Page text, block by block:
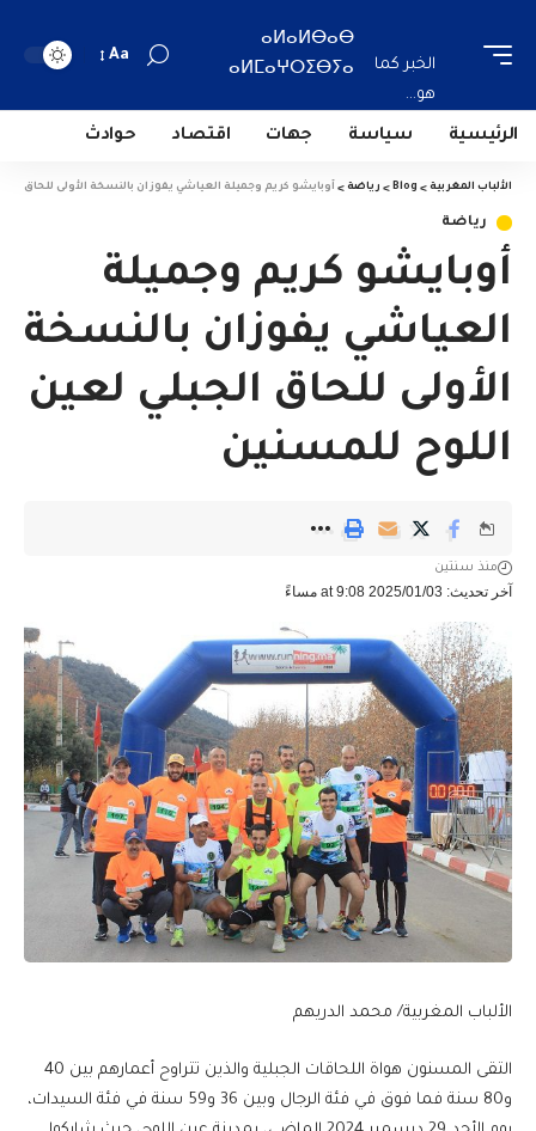
الخبر كما
هو...
ⴰⵍⴰⵍⴱⴰⴱ
ⴰⵍⵎⴰⵖⵔⵉⴱⵢⴰ
Aa
الرئيسية سياسة جهات اقتصاد حوادث
الألباب المغربية >
Blog
> رياضة > أوبايشو كريم وجميلة العياشي يفوزان بالنسخة الأولى للحاق
رياضة
أوبايشو كريم وجميلة
العياشي يفوزان بالنسخة
الأولى للحاق الجبلي لعين
اللوح للمسنين
آخر تحديث: 2025/01/03 at 9:08 مساءً
منذ سنتين
الألباب المغربية/ محمد الدريهم
التقى المسنون هواة اللحاقات الجبلية والذين تتراوح أعمارهم بين 40
و80 سنة فما فوق في فئة الرجال وبين 36 و59 سنة في فئة السيدات،